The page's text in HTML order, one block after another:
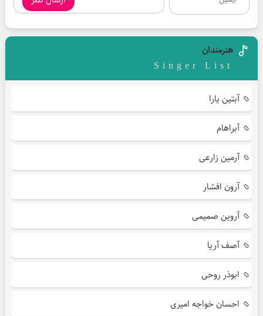
هنرمندان
Singer List
آبتین یارا
آبراهام
آرمین زارعی
آرون افشار
آروین صمیمی
آصف آریا
ابوذر روحی
احسان خواجه امیری